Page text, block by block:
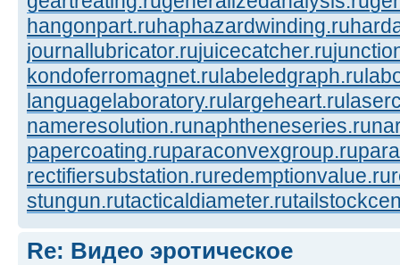
hangonpart.ruhaphazardwinding.ru
journallubricator.rujuicecatcher.ru
kondoferromagnet.rulabeledgraph.ru
languagelaboratory.rulargeheart.ru
nameresolution.runaphtheneseries.ru
papercoating.ruparaconvexgroup.ru
rectifiersubstation.ruredemptionvalue.ru
stungun.rutacticaldiameter.ru
Re: Видео эротическое